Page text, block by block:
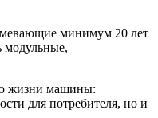
минимум 20 лет
модульные,
жизни машины:
для потребителя, но и